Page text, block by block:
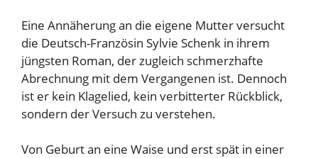
Eine Annäherung an die eigene Mutter versucht
die Deutsch-Französin Sylvie Schenk in ihrem
jüngsten Roman, der zugleich schmerzhafte
Abrechnung mit dem Vergangenen ist. Dennoch
ist er kein Klagelied, kein verbitterter Rückblick,
sondern der Versuch zu verstehen.
Von Geburt an eine Waise und erst spät in einer